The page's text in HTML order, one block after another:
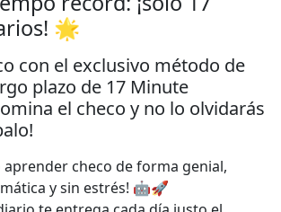
🌟
con el exclusivo método de
plazo de 17 Minute
el checo y no lo olvidarás
aprender checo de forma genial,
y sin estrés! 🤖🚀